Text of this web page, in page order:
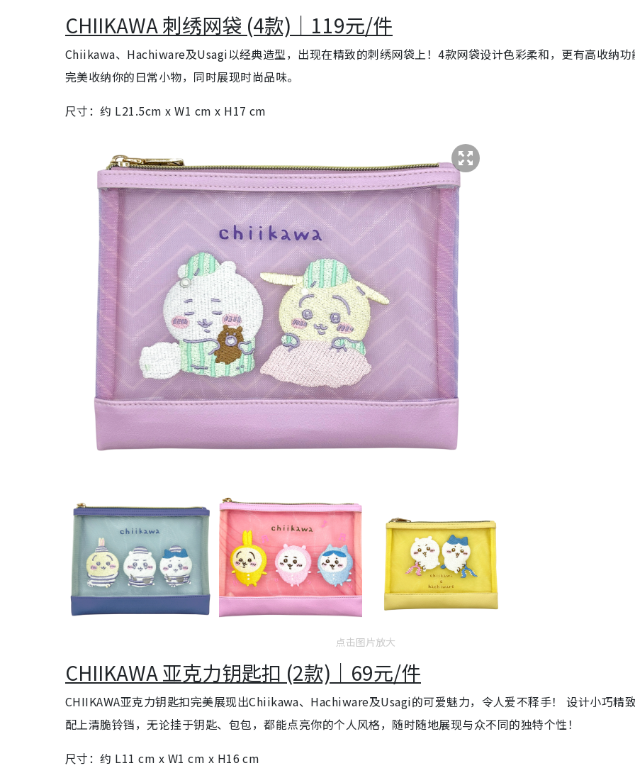
CHIIKAWA 刺绣网袋 (4款)｜119元/件
Chiikawa、Hachiware及Usagi以经典造型，出现在精致的刺绣网袋上！4款网袋设计色彩柔和，更有高收纳功
完美收纳你的日常小物，同时展现时尚品味。
尺寸：约 L21.5cm x W1 cm x H17 cm
点击图片放大
CHIIKAWA 亚克力钥匙扣 (2款)｜69元/件
CHIIKAWA亚克力钥匙扣完美展现出Chiikawa、Hachiware及Usagi的可爱魅力，令人爱不释手！ 设计小巧精
配上清脆铃铛，无论挂于钥匙、包包，都能点亮你的个人风格，随时随地展现与众不同的独特个性！
尺寸：约 L11 cm x W1 cm x H16 cm